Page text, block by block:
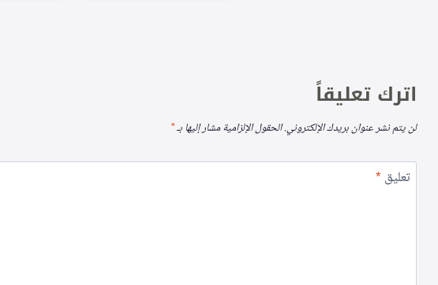
اترك تعليقاً
لن يتم نشر عنوان بريدك الإلكتروني.الحقول الإلزامية مشار إليها بـ*
تعليق*